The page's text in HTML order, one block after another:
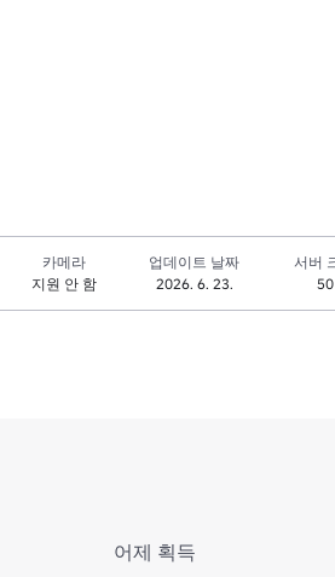
카메라
지원 안 함
업데이트 날짜
2026. 6. 23.
서버
50
어제 획득